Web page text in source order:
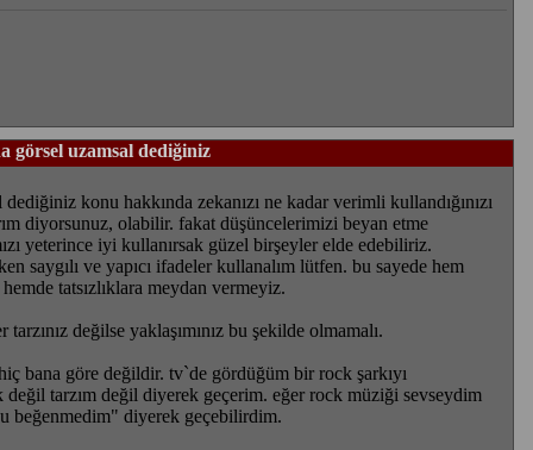
görsel uzamsal dediğiniz
dediğiniz konu hakkında zekanızı ne kadar verimli kullandığınızı
diyorsunuz, olabilir. fakat düşüncelerimizi beyan etme
yeterince iyi kullanırsak güzel birşeyler elde edebiliriz.
saygılı ve yapıcı ifadeler kullanalım lütfen. bu sayede hem
tatsızlıklara meydan vermeyiz.
değilse yaklaşımınız bu şekilde olmamalı.
bana göre değildir. tv`de gördüğüm bir rock şarkıyı
değil tarzım değil diyerek geçerim. eğer rock müziği sevseydim
beğenmedim" diyerek geçebilirdim.